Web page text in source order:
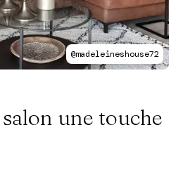
@madeleineshouse72
une touche